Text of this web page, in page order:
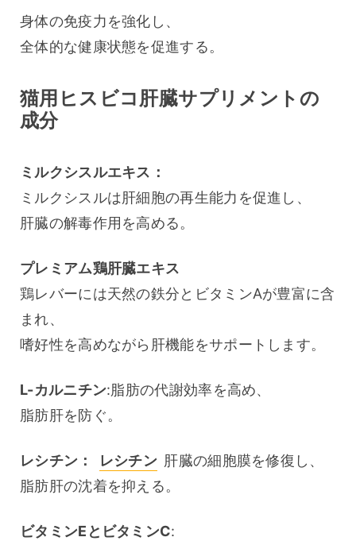
身体の免疫力を強化し、
全体的な健康状態を促進する。
猫用ヒスビコ肝臓サプリメントの
成分
ミルクシスルエキス：
ミルクシスルは肝細胞の再生能力を促進し、
肝臓の解毒作用を高める。
プレミアム鶏肝臓エキス
鶏レバーには天然の鉄分とビタミンAが豊富に含
まれ、
嗜好性を高めながら肝機能をサポートします。
L-カルニチン:脂肪の代謝効率を高め、
脂肪肝を防ぐ。
レシチン： レシチン 肝臓の細胞膜を修復し、
脂肪肝の沈着を抑える。
ビタミンEとビタミンC: